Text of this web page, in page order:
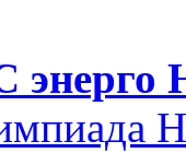
энерго